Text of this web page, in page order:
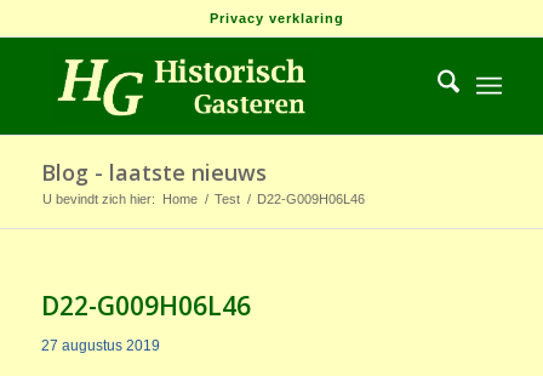
Privacy verklaring
Blog - laatste nieuws
U bevindt zich hier: Home / Test / D22-G009H06L46
D22-G009H06L46
27 augustus 2019